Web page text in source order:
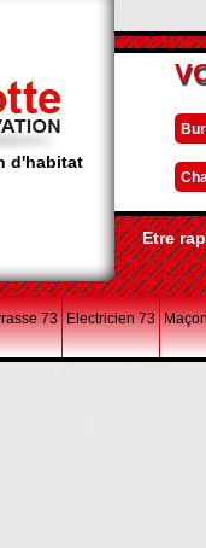
d'habitat
Etre
73 Electricien 73